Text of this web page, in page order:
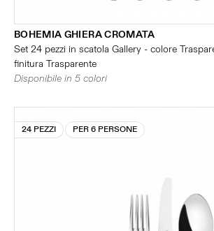
BOHEMIA GHIERA CROMATA
Set 24 pezzi in scatola Gallery - colore
finitura Trasparente
Disponibile in 5 colori
24 PEZZI PER 6 PERSONE